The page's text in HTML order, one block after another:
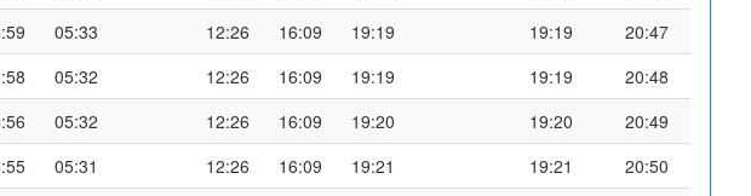
05:33 12:26 16:09 19:19 19:19
20:47
05:32 12:26 16:09 19:19 19:19
20:48
05:32 12:26 16:09 19:20 19:20
20:49
05:31 12:26 16:09 19:21 19:21
20:50